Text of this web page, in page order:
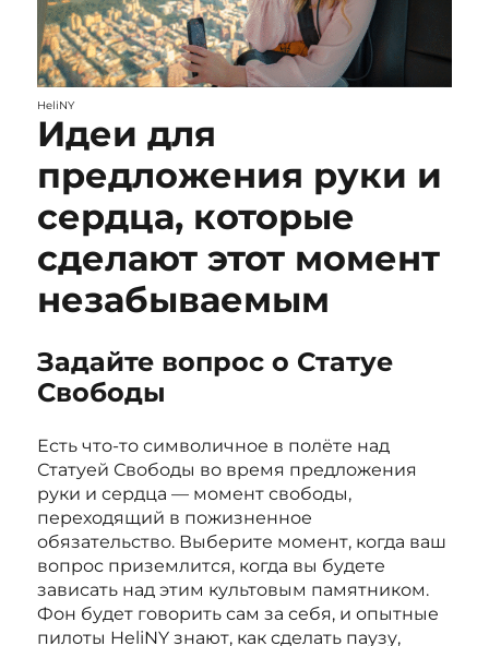
HeliNY
Идеи для
предложения руки и
сердца, которые
сделают этот момент
незабываемым
Задайте вопрос о Статуе
Свободы
Есть что-то символичное в полёте над
Статуей Свободы во время предложения
руки и сердца — момент свободы,
переходящий в пожизненное
обязательство. Выберите момент, когда ваш
вопрос приземлится, когда вы будете
зависать над этим культовым памятником.
Фон будет говорить сам за себя, и опытные
пилоты HeliNY знают, как сделать паузу,